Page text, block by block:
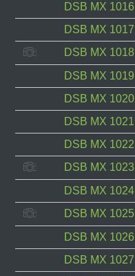
DSB MX 1016
DSB MX 1017
DSB MX 1018
DSB MX 1019
DSB MX 1020
DSB MX 1021
DSB MX 1022
DSB MX 1023
DSB MX 1024
DSB MX 1025
DSB MX 1026
DSB MX 1027